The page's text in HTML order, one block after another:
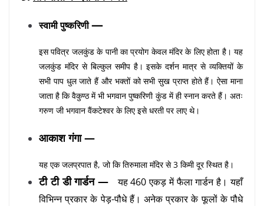
स्वामी पुष्करिणी—
इस पवित्र जलकुंड के पानी का प्रयोग केवल मंदिर के लिए होता है। यह
जलकुंड मंदिर से बिल्कुल समीप है। इसके दर्शन मात्र से व्यक्तियों के
सभी पाप धुल जाते हैं और भक्तों को सभी सुख प्राप्त होते हैं। ऐसा माना
जाता है कि वैकुण्ठ में भी भगवान पुष्करिणी कुंड में ही स्नान करते हैं। अतः
गरुण जी भगवान वैंकटेश्वर के लिए इसे धरती पर लाए थे।
आकाश गंगा —
यह एक जलप्रपात है, जो कि तिरुमाला मंदिर से 3 किमी दूर स्थित है।
टी टी डी गार्डन —
यह 460 एकड़ में फैला गार्डन है। यहाँ
विभिन्न प्रकार के पेड़-पौधे हैं। अनेक प्रकार के फूलों के पौधे